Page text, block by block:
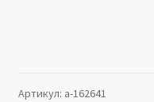
Артикул: a-162641